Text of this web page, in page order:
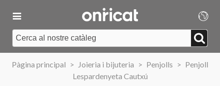
Pàgina principal > Joieria i bijuteria > Penjolls > Penjoll
Lespardenyeta Cautxú